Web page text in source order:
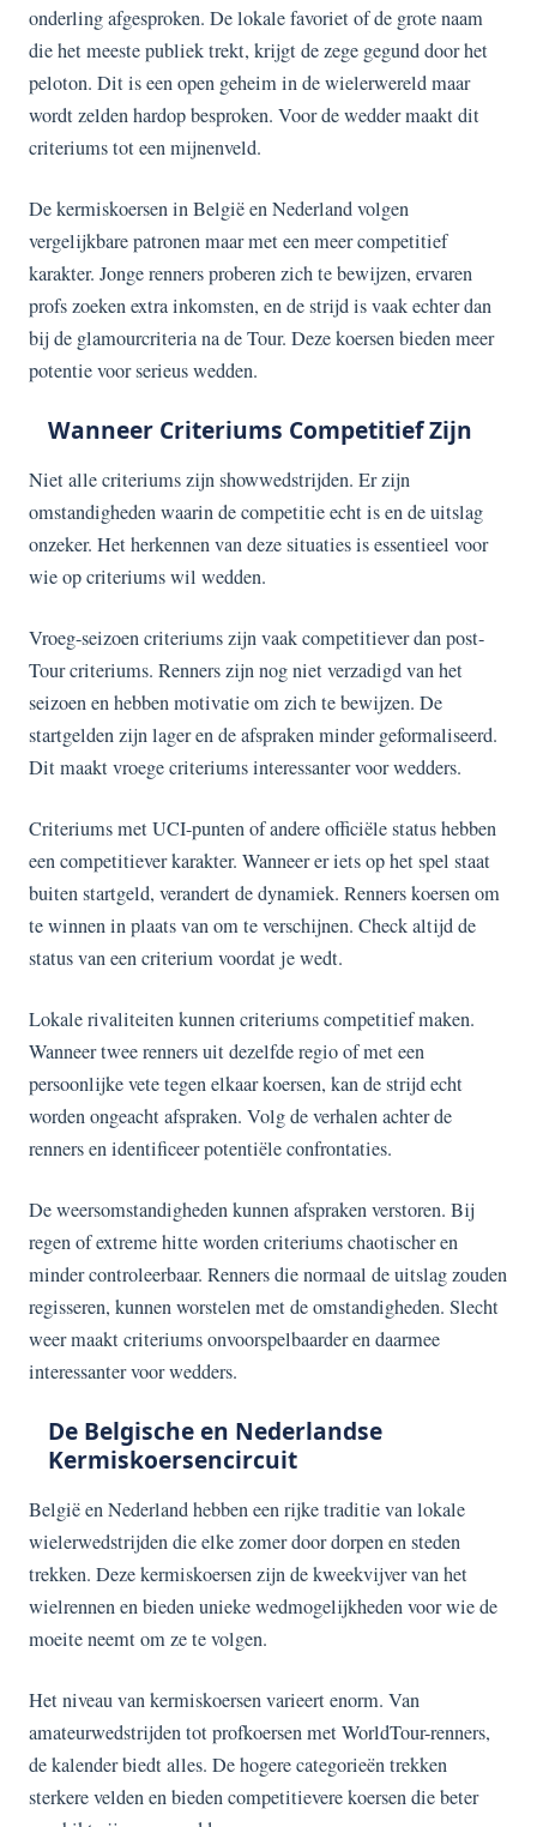
onderling afgesproken. De lokale favoriet of de grote naam
die het meeste publiek trekt, krijgt de zege gegund door het
peloton. Dit is een open geheim in de wielerwereld maar
wordt zelden hardop besproken. Voor de wedder maakt dit
criteriums tot een mijnenveld.
De kermiskoersen in België en Nederland volgen
vergelijkbare patronen maar met een meer competitief
karakter. Jonge renners proberen zich te bewijzen, ervaren
profs zoeken extra inkomsten, en de strijd is vaak echter dan
bij de glamourcriteria na de Tour. Deze koersen bieden meer
potentie voor serieus wedden.
Wanneer Criteriums Competitief Zijn
Niet alle criteriums zijn showwedstrijden. Er zijn
omstandigheden waarin de competitie echt is en de uitslag
onzeker. Het herkennen van deze situaties is essentieel voor
wie op criteriums wil wedden.
Vroeg-seizoen criteriums zijn vaak competitiever dan post-
Tour criteriums. Renners zijn nog niet verzadigd van het
seizoen en hebben motivatie om zich te bewijzen. De
startgelden zijn lager en de afspraken minder geformaliseerd.
Dit maakt vroege criteriums interessanter voor wedders.
Criteriums met UCI-punten of andere officiële status hebben
een competitiever karakter. Wanneer er iets op het spel staat
buiten startgeld, verandert de dynamiek. Renners koersen om
te winnen in plaats van om te verschijnen. Check altijd de
status van een criterium voordat je wedt.
Lokale rivaliteiten kunnen criteriums competitief maken.
Wanneer twee renners uit dezelfde regio of met een
persoonlijke vete tegen elkaar koersen, kan de strijd echt
worden ongeacht afspraken. Volg de verhalen achter de
renners en identificeer potentiële confrontaties.
De weersomstandigheden kunnen afspraken verstoren. Bij
regen of extreme hitte worden criteriums chaotischer en
minder controleerbaar. Renners die normaal de uitslag zouden
regisseren, kunnen worstelen met de omstandigheden. Slecht
weer maakt criteriums onvoorspelbaarder en daarmee
interessanter voor wedders.
De Belgische en Nederlandse
Kermiskoersencircuit
België en Nederland hebben een rijke traditie van lokale
wielerwedstrijden die elke zomer door dorpen en steden
trekken. Deze kermiskoersen zijn de kweekvijver van het
wielrennen en bieden unieke wedmogelijkheden voor wie de
moeite neemt om ze te volgen.
Het niveau van kermiskoersen varieert enorm. Van
amateurwedstrijden tot profkoersen met WorldTour-renners,
de kalender biedt alles. De hogere categorieën trekken
sterkere velden en bieden competitievere koersen die beter